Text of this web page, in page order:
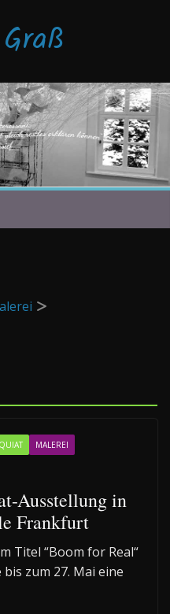
MALEREI
Ausstellung in
Frankfurt
Titel “Boom for Real“
zum 27. Mai eine